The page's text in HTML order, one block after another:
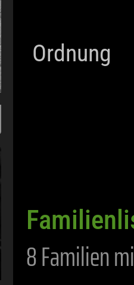
Ordnung
8 Familien